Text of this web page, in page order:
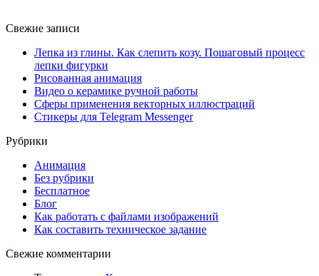
Свежие записи
Лепка из глины. Как слепить козу. Пошаговый процесс
лепки фигурки
Рисованная анимация
Видео о керамике ручной работы
Сферы применения векторных иллюстраций
Стикеры для Telegram Messenger
Рубрики
Анимация
Без рубрики
Бесплатное
Блог
Как работать с файлами изображений
Как составить техническое задание
Свежие комментарии